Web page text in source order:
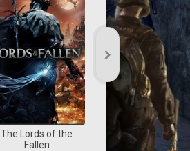
The Lords of the
Fallen
REANIMAL